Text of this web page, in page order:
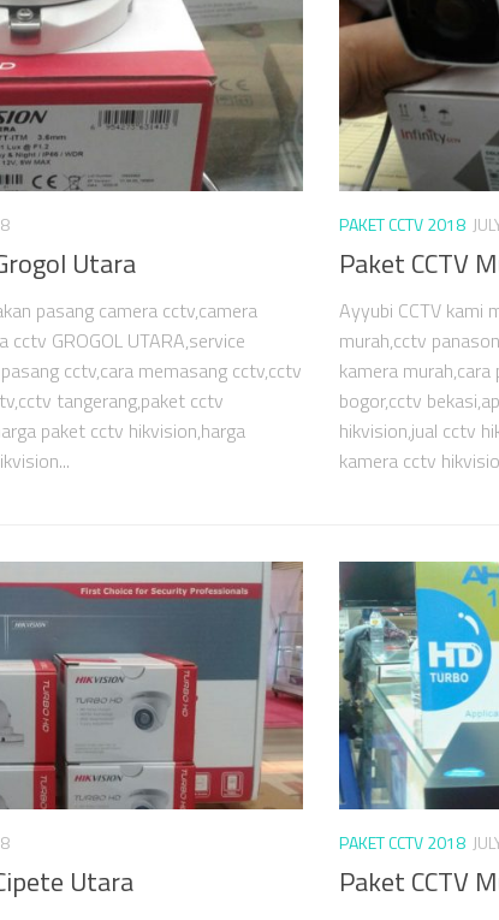
Utara
pasang camera cctv,camera
GROGOL UTARA,service
cctv,cara memasang cctv,cctv
tangerang,paket cctv
paket cctv hikvision,harga
PAKET CCTV 2018
Paket CCTV
Ayyubi CCTV kami
murah,cctv
kamera
bogor,cctv
hikvision,jual cctv
kamera cctv
Utara
PAKET CCTV 2018
Paket CCTV